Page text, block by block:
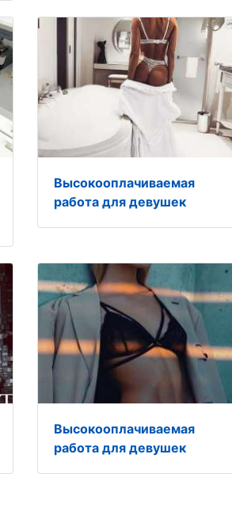
Высокооплачиваемая
работа для девушек
Высокооплачиваемая
работа для девушек